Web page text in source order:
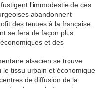
l'immodestie de ces
abandonnent
des tenues à la française.
se fera de façon plus
et des
alsacien se trouve
le tissu urbain et économique
de diffusion de la